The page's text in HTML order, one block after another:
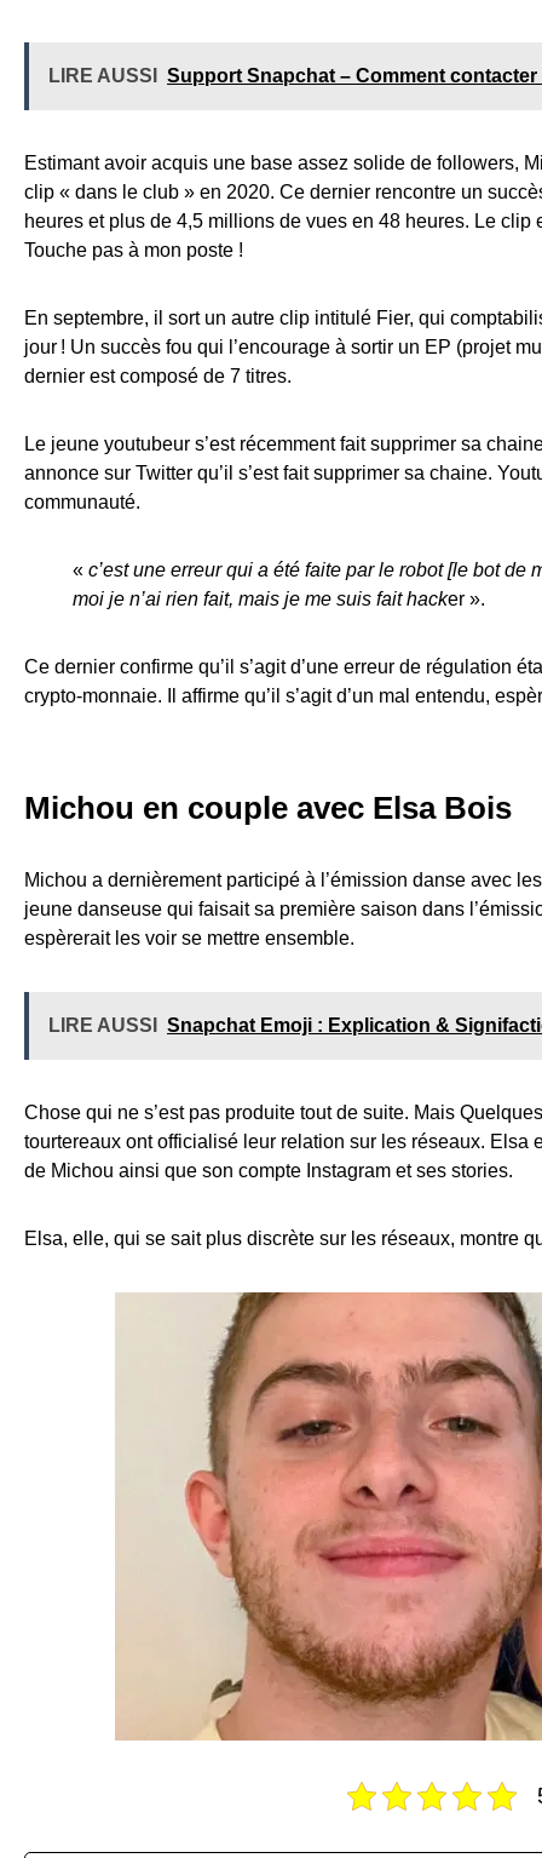
LIRE AUSSI Support Snapchat – Comment contacter
Estimant avoir acquis une base assez solide de followers,
clip « dans le club » en 2020. Ce dernier rencontre un
heures et plus de 4,5 millions de vues en 48 heures. Le
Touche pas à mon poste !
En septembre, il sort un autre clip intitulé Fier, qui
jour ! Un succès fou qui l’encourage à sortir un EP (projet
dernier est composé de 7 titres.
Le jeune youtubeur s’est récemment fait supprimer sa
annonce sur Twitter qu’il s’est fait supprimer sa chaine.
communauté.
« c’est une erreur qui a été faite par le robot [le bot
moi je n’ai rien fait, mais je me suis fait hacker ».
Ce dernier confirme qu’il s’agit d’une erreur de régulation
crypto-monnaie. Il affirme qu’il s’agit d’un mal entendu,
Michou en couple avec Elsa Bois
Michou a dernièrement participé à l’émission danse avec
jeune danseuse qui faisait sa première saison dans
espèrerait les voir se mettre ensemble.
LIRE AUSSI Snapchat Emoji : Explication &
Chose qui ne s’est pas produite tout de suite. Mais
tourtereaux ont officialisé leur relation sur les réseaux.
de Michou ainsi que son compte Instagram et ses stories.
Elsa, elle, qui se sait plus discrète sur les réseaux, montre